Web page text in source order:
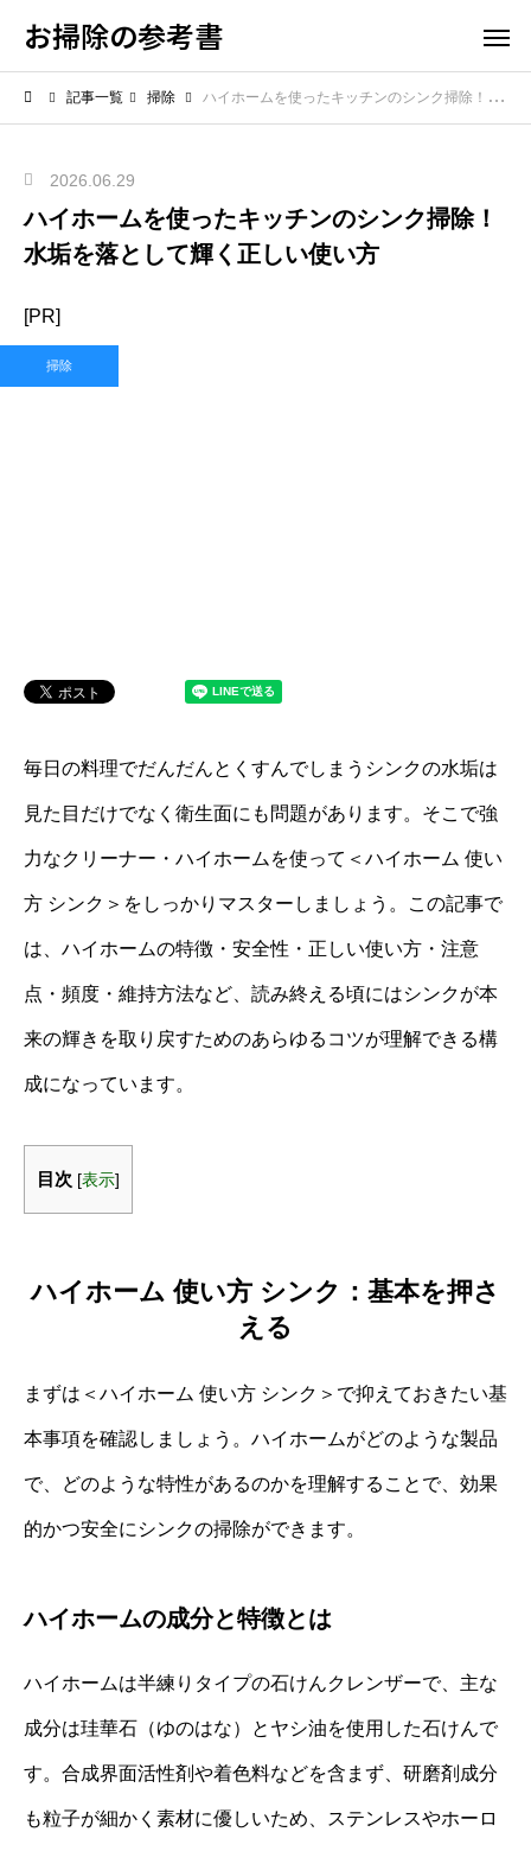
お掃除の参考書
記事一覧 掃除 ハイホームを使ったキッチンのシンク掃除！水垢を落として輝く正しい使い方
2026.06.29
ハイホームを使ったキッチンのシンク掃除！
水垢を落として輝く正しい使い方
[PR]
掃除
毎日の料理でだんだんとくすんでしまうシンクの水垢は
見た目だけでなく衛生面にも問題があります。そこで強
力なクリーナー・ハイホームを使って＜ハイホーム 使い
方 シンク＞をしっかりマスターしましょう。この記事で
は、ハイホームの特徴・安全性・正しい使い方・注意
点・頻度・維持方法など、読み終える頃にはシンクが本
来の輝きを取り戻すためのあらゆるコツが理解できる構
成になっています。
目次 [表示]
ハイホーム 使い方 シンク：基本を押さ
える
まずは＜ハイホーム 使い方 シンク＞で抑えておきたい基
本事項を確認しましょう。ハイホームがどのような製品
で、どのような特性があるのかを理解することで、効果
的かつ安全にシンクの掃除ができます。
ハイホームの成分と特徴とは
ハイホームは半練りタイプの石けんクレンザーで、主な
成分は珪華石（ゆのはな）とヤシ油を使用した石けんで
す。合成界面活性剤や着色料などを含まず、研磨剤成分
も粒子が細かく素材に優しいため、ステンレスやホーロ